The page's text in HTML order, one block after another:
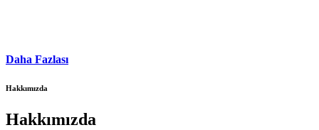
Daha Fazlası
Hakkımızda
Hakkımızda